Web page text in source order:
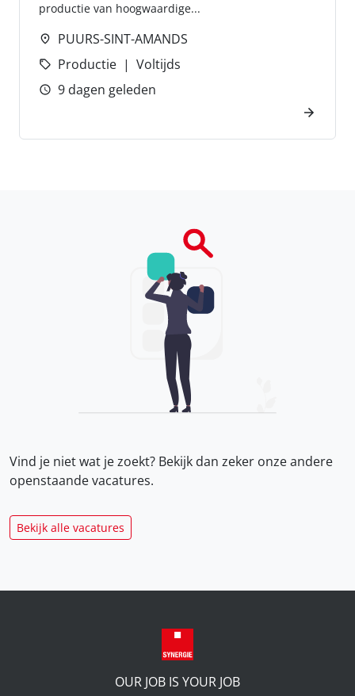
productie van hoogwaardige...
PUURS-SINT-AMANDS
Productie
Voltijds
9 dagen geleden
Vind je niet wat je zoekt? Bekijk dan zeker onzeandere
openstaande vacatures.
Bekijk alle vacatures
OUR JOB IS YOUR JOB